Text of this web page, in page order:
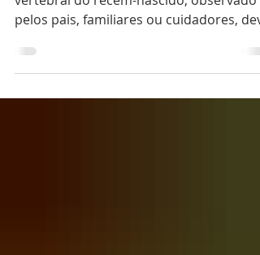
Qualquer anormalidade na coluna
pelos pais, familiares ou cuidadores,
ser esclarecido na...